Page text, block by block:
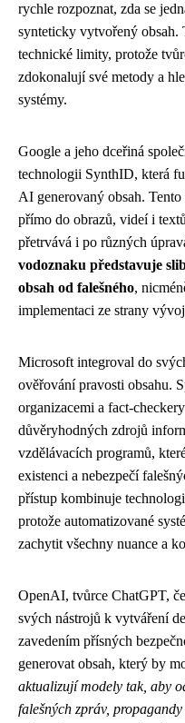
rychle rozpoznat, zda se
synteticky vytvořený obsah.
technické limity, protože
zdokonalují své metody a
systémy.
Google a jeho dceřiná
technologii SynthID, která
AI generovaný obsah.
přímo do obrazů, videí i
přetrvává i po různých
vodoznaku představuje
obsah od falešného,
implementaci ze strany
Microsoft integroval do
ověřování pravosti obsahu.
organizacemi a fact-
důvěryhodných zdrojů
vzdělávacích programů,
existenci a nebezpečí
přístup kombinuje
protože automatizované
zachytit všechny nuance a
OpenAI, tvůrce ChatGPT,
svých nástrojů k vytváření
zavedením přísných
generovat obsah, který by
aktualizují modely tak, aby
falešných zpráv,